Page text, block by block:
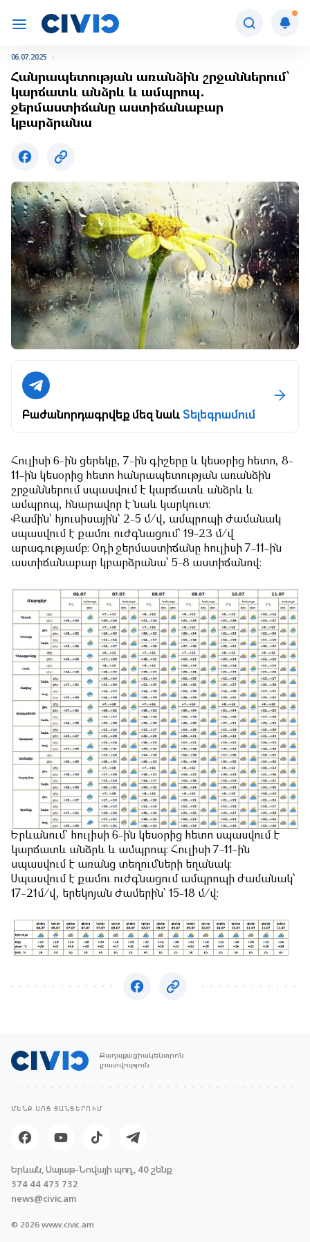
06.07.2025
Հանրապետության առանձին շրջաններում՝
կարճատև անձրև և ամպրոպ․
ջերմաստիճանը աստիճանաբար
կբարձրանա
Բաժանորդագրվեք մեզ նաևՏելեգրամում
Հուլիսի 6-ին ցերեկը, 7-ին գիշերը և կեսօրից հետո, 8-
11-ին կեսօրից հետո հանրապետության առանձին
շրջաններում սպասվում է կարճատև անձրև և
ամպրոպ, հնարավոր է նաև կարկուտ։
Քամին՝ հյուսիսային՝ 2-5 մ/վ, ամպրոպի ժամանակ
սպասվում է քամու ուժգնացում՝ 19-23 մ/վ
արագությամբ։ Օդի ջերմաստիճանը հուլիսի 7-11-ին
աստիճանաբար կբարձրանա՝ 5-8 աստիճանով։
Երևանում՝ հուլիսի 6-ին կեսօրից հետո սպասվում է
կարճատև անձրև և ամպրոպ։ Հուլիսի 7-11-ին
սպասվում է առանց տեղումների եղանակ։
Սպասվում է քամու ուժգնացում ամպրոպի ժամանակ՝
17-21մ/վ, երեկոյան ժամերին՝ 15-18 մ/վ։
Քաղաքացիակենտրոն
լրատվություն
ՄԵՆՔ ՍՈՑ ՑԱՆՑԵՐՈՒՄ
Երևան, Սայաթ-Նովայի պող., 40 շենք
374 44 473 732
news@civic.am
© 2026 www.civic.am